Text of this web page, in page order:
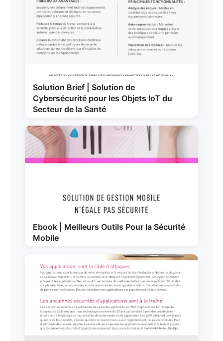
Solution Brief | Solution de
Cybersécurité pour les Objets IoT du
Secteur de la Santé
Ebook | Meilleurs Outils Pour la Sécurité
Mobile